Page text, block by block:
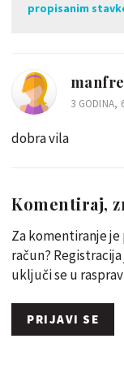
propisanim
3 GODINA,
dobra vila
Komentiraj,
Za komentiranje
račun?
uključi se u
PRIJAVI SE